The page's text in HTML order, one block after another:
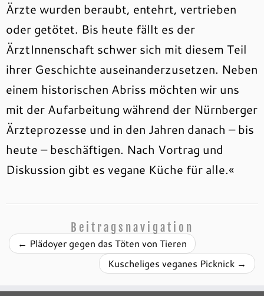
Ärzte wurden beraubt, entehrt, vertrieben
oder getötet. Bis heute fällt es der
ÄrztInnenschaft schwer sich mit diesem Teil
ihrer Geschichte auseinanderzusetzen. Neben
einem historischen Abriss möchten wir uns
mit der Aufarbeitung während der Nürnberger
Ärzteprozesse und in den Jahren danach – bis
heute – beschäftigen. Nach Vortrag und
Diskussion gibt es vegane Küche für alle.«
Beitragsnavigation
← Plädoyer gegen das Töten von Tieren
Kuscheliges veganes Picknick →